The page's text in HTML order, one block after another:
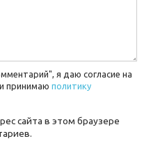
я даю согласие на
и принимаю политику
сайта в этом браузере